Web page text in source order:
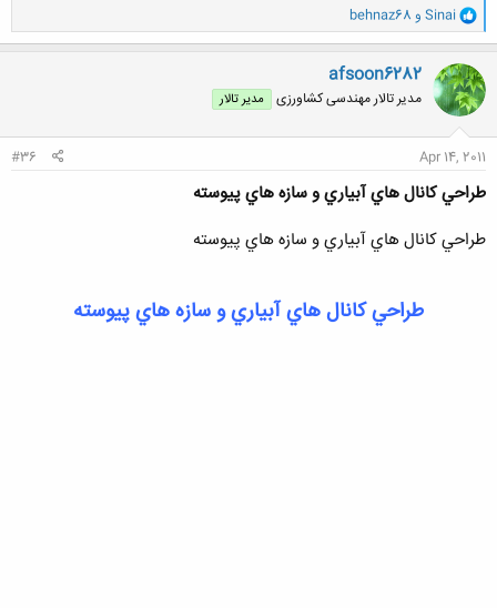
و
ا
ک
ن
ش
ه
ا
Sinai و behnaz68
afsoon6282
مدیر تالار مهندسی كشاورزی مدیر تالار
Apr 14, 2011
#36
طراحي كانال هاي آبياري و سازه هاي پيوسته
طراحي كانال هاي آبياري و سازه هاي پيوسته
طراحي كانال هاي آبياري و سازه هاي پيوسته